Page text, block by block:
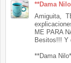
**Dama
Amiguita,
ME PARA
Besitos!!! Y
**Dama